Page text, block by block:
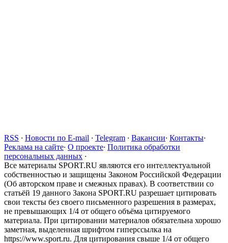
RSS · Новости по E-mail · Telegram · Вакансии· Контакты·
Реклама на сайте· О проекте· Политика обработки
персональных данных ·
Все материалы SPORT.RU являются его интеллектуальной
собственностью и защищены Законом Российской Федерации
(Об авторском праве и смежных правах). В соответствии со
статьёй 19 данного Закона SPORT.RU разрешает цитировать
свои тексты без своего письменного разрешения в размерах,
не превышающих 1/4 от общего объёма цитируемого
материала. При цитировании материалов обязательна хорошо
заметная, выделенная шрифтом гиперссылка на
https://www.sport.ru. Для цитирования свыше 1/4 от общего